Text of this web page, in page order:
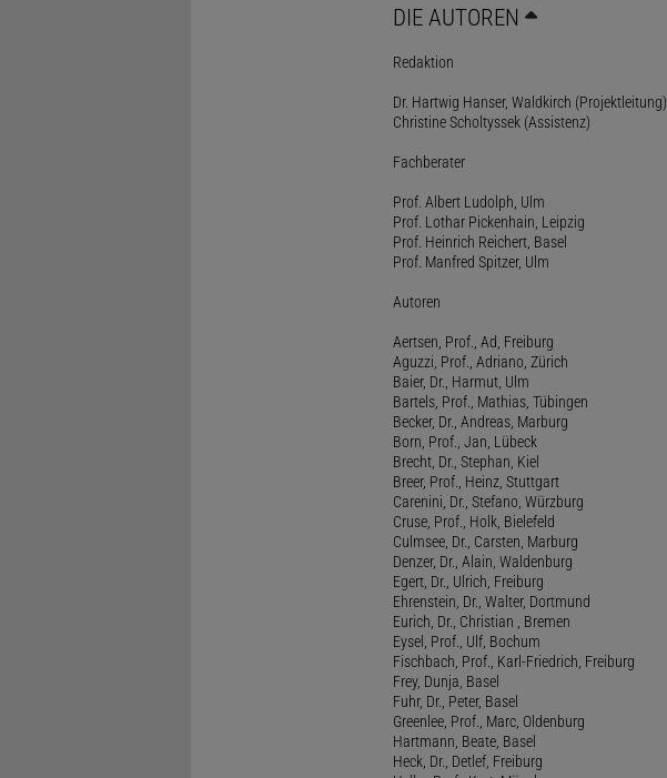
DIE AUTOREN
Redaktion
Dr. Hartwig Hanser, Waldkirch (Projektleitung)
Christine Scholtyssek (Assistenz)
Fachberater
Prof. Albert Ludolph, Ulm
Prof. Lothar Pickenhain, Leipzig
Prof. Heinrich Reichert, Basel
Prof. Manfred Spitzer, Ulm
Autoren
Aertsen, Prof., Ad, Freiburg
Aguzzi, Prof., Adriano, Zürich
Baier, Dr., Harmut, Ulm
Bartels, Prof., Mathias, Tübingen
Becker, Dr., Andreas, Marburg
Born, Prof., Jan, Lübeck
Brecht, Dr., Stephan, Kiel
Breer, Prof., Heinz, Stuttgart
Carenini, Dr., Stefano, Würzburg
Cruse, Prof., Holk, Bielefeld
Culmsee, Dr., Carsten, Marburg
Denzer, Dr., Alain, Waldenburg
Egert, Dr., Ulrich, Freiburg
Ehrenstein, Dr., Walter, Dortmund
Eurich, Dr., Christian , Bremen
Eysel, Prof., Ulf, Bochum
Fischbach, Prof., Karl-Friedrich, Freiburg
Frey, Dunja, Basel
Fuhr, Dr., Peter, Basel
Greenlee, Prof., Marc, Oldenburg
Hartmann, Beate, Basel
Heck, Dr., Detlef, Freiburg